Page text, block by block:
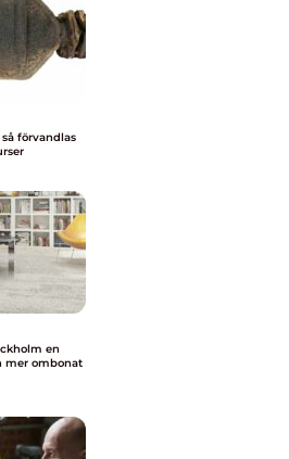
en
mer ombonat